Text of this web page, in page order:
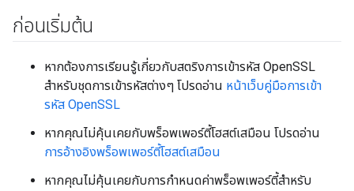
ก่อนเริ่มต้น
หากต้องการเรียนรู้เกี่ยวกับสตริงการเข้ารหัส OpenSSL
สำหรับชุดการเข้ารหัสต่างๆ โปรดอ่าน หน้าเว็บคู่มือการเข้า
รหัส OpenSSL
หากคุณไม่คุ้นเคยกับพร็อพเพอร์ตี้โฮสต์เสมือน โปรดอ่าน
การอ้างอิงพร็อพเพอร์ตี้โฮสต์เสมือน
หากคุณไม่คุ้นเคยกับการกำหนดค่าพร็อพเพอร์ตี้สำหรับ